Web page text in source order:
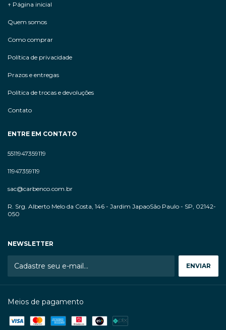
↑ Página inicial
Quem somos
Como comprar
Política de privacidade
Prazos e entregas
Política de trocas e devoluções
Contato
ENTRE EM CONTATO
5511947359119
11947359119
sac@carbenco.com.br
R. Srg. Alberto Melo da Costa, 146 - Jardim JapaoSão Paulo - SP, 02142-
050
NEWSLETTER
Meios de pagamento